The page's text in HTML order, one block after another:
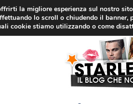
la migliore esperienza sul nostro
lo scroll o chiudendo il banner,
cookie stiamo utilizzando o come